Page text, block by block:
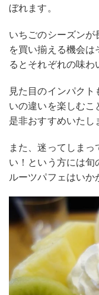
ぼれます。
いちごのシーズン
を買い揃える機会
るとそれぞれの味わ
見た目のインパク
いの違いを楽しむ
是非おすすめいたし
また、迷ってしま
い！という方には旬
ルーツパフェはいか